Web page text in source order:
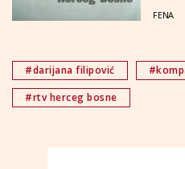
FENA
#darijana filipović
#rtv herceg bosne